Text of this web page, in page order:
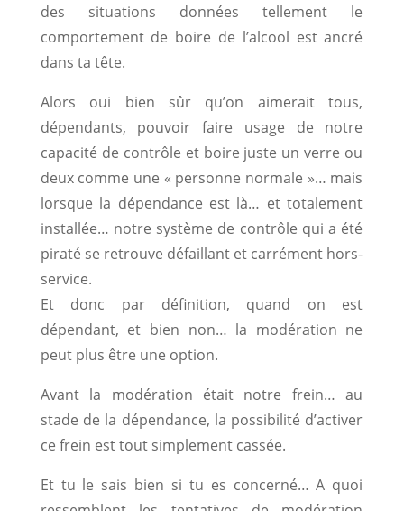
des situations données tellement le
comportement de boire de l’alcool est ancré
dans ta tête.
Alors oui bien sûr qu’on aimerait tous,
dépendants, pouvoir faire usage de notre
capacité de contrôle et boire juste un verre ou
deux comme une « personne normale »… mais
lorsque la dépendance est là… et totalement
installée… notre système de contrôle qui a été
piraté se retrouve défaillant et carrément hors-
service.
Et donc par définition, quand on est
dépendant, et bien non… la modération ne
peut plus être une option.
Avant la modération était notre frein… au
stade de la dépendance, la possibilité d’activer
ce frein est tout simplement cassée.
Et tu le sais bien si tu es concerné… A quoi